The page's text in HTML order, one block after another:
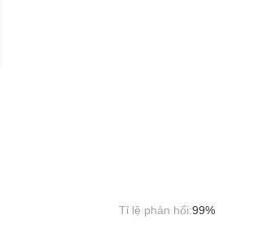
Tỉ lệ phản hổi:99%
tăng đơn ảo
và thông tin giao dịch ngoại sàn